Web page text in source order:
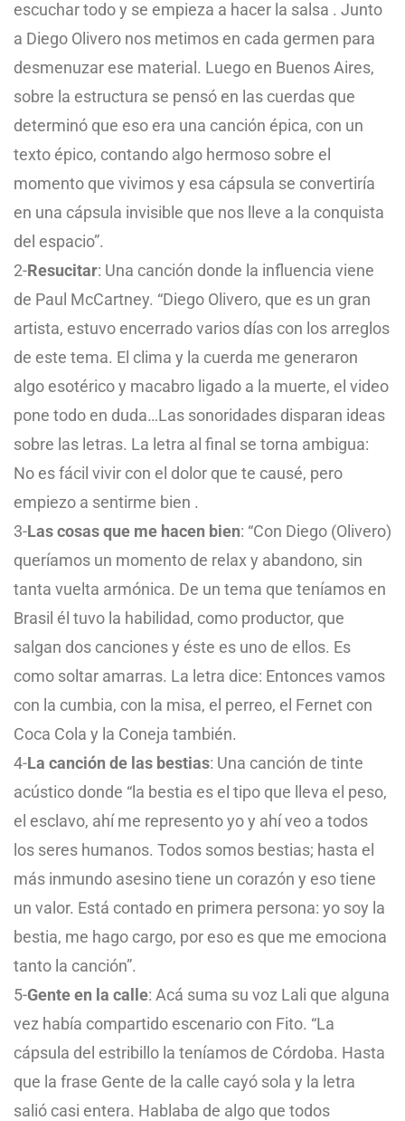
escuchar todo y se empieza a hacer la salsa . Junto
a Diego Olivero nos metimos en cada germen para
desmenuzar ese material. Luego en Buenos Aires,
sobre la estructura se pensó en las cuerdas que
determinó que eso era una canción épica, con un
texto épico, contando algo hermoso sobre el
momento que vivimos y esa cápsula se convertiría
en una cápsula invisible que nos lleve a la conquista
del espacio”.
2-Resucitar: Una canción donde la influencia viene
de Paul McCartney. “Diego Olivero, que es un gran
artista, estuvo encerrado varios días con los arreglos
de este tema. El clima y la cuerda me generaron
algo esotérico y macabro ligado a la muerte, el video
pone todo en duda…Las sonoridades disparan ideas
sobre las letras. La letra al final se torna ambigua:
No es fácil vivir con el dolor que te causé, pero
empiezo a sentirme bien .
3-Las cosas que me hacen bien: “Con Diego (Olivero)
queríamos un momento de relax y abandono, sin
tanta vuelta armónica. De un tema que teníamos en
Brasil él tuvo la habilidad, como productor, que
salgan dos canciones y éste es uno de ellos. Es
como soltar amarras. La letra dice: Entonces vamos
con la cumbia, con la misa, el perreo, el Fernet con
Coca Cola y la Coneja también.
4-La canción de las bestias: Una canción de tinte
acústico donde “la bestia es el tipo que lleva el peso,
el esclavo, ahí me represento yo y ahí veo a todos
los seres humanos. Todos somos bestias; hasta el
más inmundo asesino tiene un corazón y eso tiene
un valor. Está contado en primera persona: yo soy la
bestia, me hago cargo, por eso es que me emociona
tanto la canción”.
5-Gente en la calle: Acá suma su voz Lali que alguna
vez había compartido escenario con Fito. “La
cápsula del estribillo la teníamos de Córdoba. Hasta
que la frase Gente de la calle cayó sola y la letra
salió casi entera. Hablaba de algo que todos